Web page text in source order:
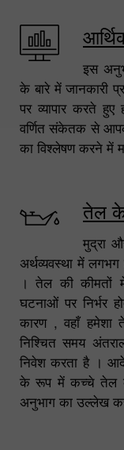
इस
के बारे में जानकारी
पर व्यापार करते
वर्णित संकेतक से
का विश्लेषण करने में
तेल के
मुद्रा
अर्थव्यवस्था में
। तेल की कीमतों
घटनाओं पर निर्भर
कारण , वहाँ हमेशा
निश्चित समय
निवेश करता है ।
के रूप में कच्चे तेल
अनुभाग का उल्लेख